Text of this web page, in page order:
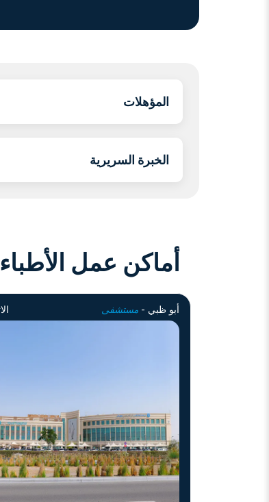
المؤهلات
الخبرة السريرية
أماكن عمل الأطباء
أبو ظبي - مستشفى